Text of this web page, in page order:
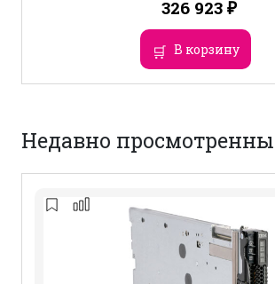
326 923 ₽
В корзину
Недавно